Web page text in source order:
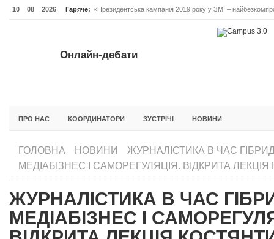
10 08 2026 Гаряче: «Президентська кампанія 2019 року у ЗМІ –
Онлайн-дебати #Відповідальне лідерство. Випуск 3
Онлайн-дебати
ПРО НАС КООРДИНАТОРИ ЗУСТРІЧІ НОВИНИ
ГОЛОВНА НОВИНИ
ЖУРНАЛІСТИКА В ЧАС
МЕДІАБІЗНЕС І САМОРЕГУЛЯЦІЯ. ВІДКРИТА
ЖУРНАЛІСТИКА В ЧАС
МЕДІАБІЗНЕС І